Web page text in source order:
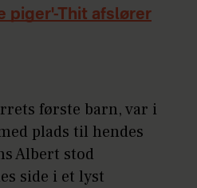
piger'-Thit afslører
første barn, var i
plads til hendes
Albert stod
side i et lyst